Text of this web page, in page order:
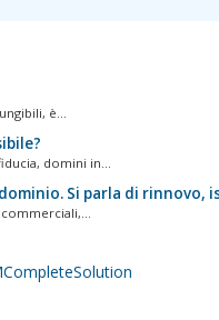
è...
domini in...
Si parla di rinnovo,